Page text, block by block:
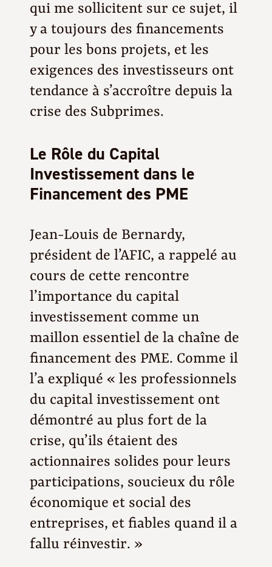
qui me sollicitent sur ce sujet, il
y a toujours des financements
pour les bons projets, et les
exigences des investisseurs ont
tendance à s’accroître depuis la
crise des Subprimes.
Le Rôle du Capital
Investissement dans le
Financement des PME
Jean-Louis de Bernardy,
président de l’AFIC, a rappelé au
cours de cette rencontre
l’importance du capital
investissement comme un
maillon essentiel de la chaîne de
financement des PME. Comme il
l’a expliqué « les professionnels
du capital investissement ont
démontré au plus fort de la
crise, qu’ils étaient des
actionnaires solides pour leurs
participations, soucieux du rôle
économique et social des
entreprises, et fiables quand il a
fallu réinvestir. »